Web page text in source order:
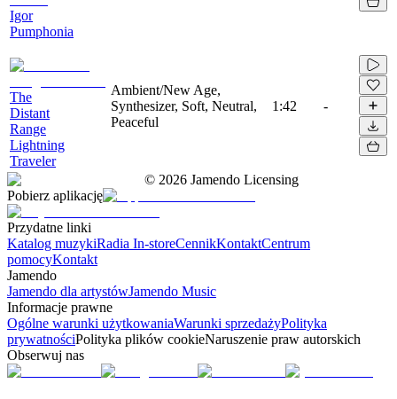
Igor
Pumphonia
The
Distant
Range
Lightning
Traveler
Ambient/New Age,
Synthesizer, Soft, Neutral,
Peaceful
1:42 -
© 2026 Jamendo Licensing
Pobierz aplikację
Przydatne linki
Katalog muzykiRadia In-storeCennikKontaktCentrum
pomocyKontakt
Jamendo
Jamendo dla artystówJamendo Music
Informacje prawne
Ogólne warunki użytkowaniaWarunki sprzedażyPolityka
prywatnościPolityka plików cookieNaruszenie praw autorskich
Obserwuj nas